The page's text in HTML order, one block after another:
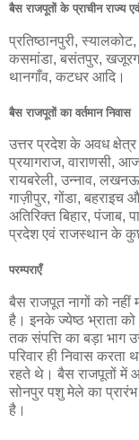
बैस राजपूतों के प्राचीन राज्य
प्रतिष्ठानपुरी,
कसमांडा, बसंतपुर,
थानगाँव, कटधर आदि।
बैस राजपूतों का वर्तमान निवास
उत्तर प्रदेश के अवध क्षेत्र
प्रयागराज, वाराणसी,
रायबरेली, उन्नाव,
गाज़ीपुर, गोंडा, बहराइच
अतिरिक्त बिहार, पंजाब,
प्रदेश एवं राजस्थान के कुछ
परम्पराएँ
बैस राजपूत नागों को नहीं
है। इनके ज्येष्ठ भ्राता को
तक संपत्ति का बड़ा भाग
परिवार ही निवास
रहते थे। बैस राजपूतों में
सोनपुर पशु मेले का प्रारंभ
है।